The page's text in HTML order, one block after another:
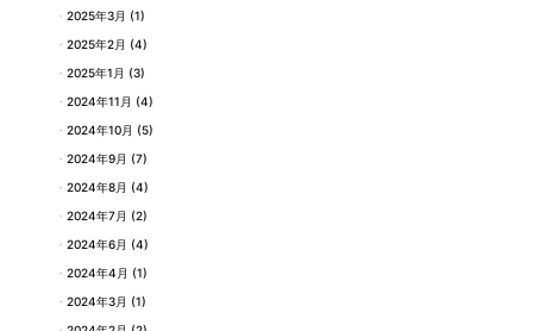
2025年3月 (1)
2025年2月 (4)
2025年1月 (3)
2024年11月 (4)
2024年10月 (5)
2024年9月 (7)
2024年8月 (4)
2024年7月 (2)
2024年6月 (4)
2024年4月 (1)
2024年3月 (1)